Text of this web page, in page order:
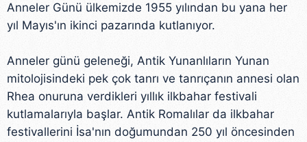
Anneler Günü ülkemizde 1955 yılından bu yana her
yıl Mayıs'ın ikinci pazarında kutlanıyor.
Anneler günü geleneği, Antik Yunanlıların Yunan
mitolojisindeki pek çok tanrı ve tanrıçanın annesi olan
Rhea onuruna verdikleri yıllık ilkbahar festivali
kutlamalarıyla başlar. Antik Romalılar da ilkbahar
festivallerini İsa'nın doğumundan 250 yıl öncesinden